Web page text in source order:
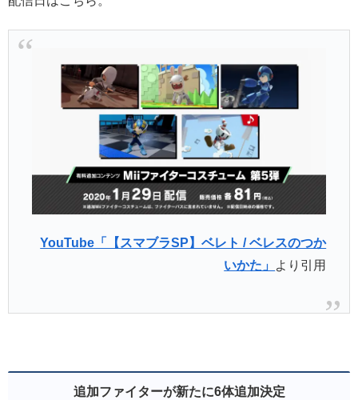
YouTube「【スマブラSP】ベレト / ベレスのつか
いかた」 より引用
追加ファイターが新たに6体追加決定